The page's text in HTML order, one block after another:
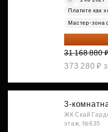
Платите как
Мастер-зона
24 935
31 168 880
373 280 ₽
3-
ЖК Скай
этаж, №635